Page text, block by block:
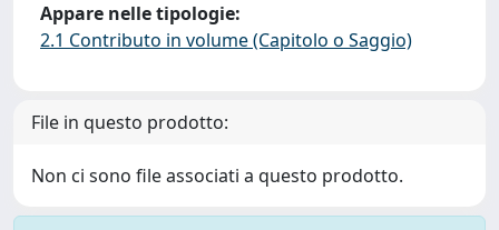
Appare nelle tipologie:
2.1 Contributo in volume (Capitolo o Saggio)
File in questo prodotto:
Non ci sono file associati a questo prodotto.